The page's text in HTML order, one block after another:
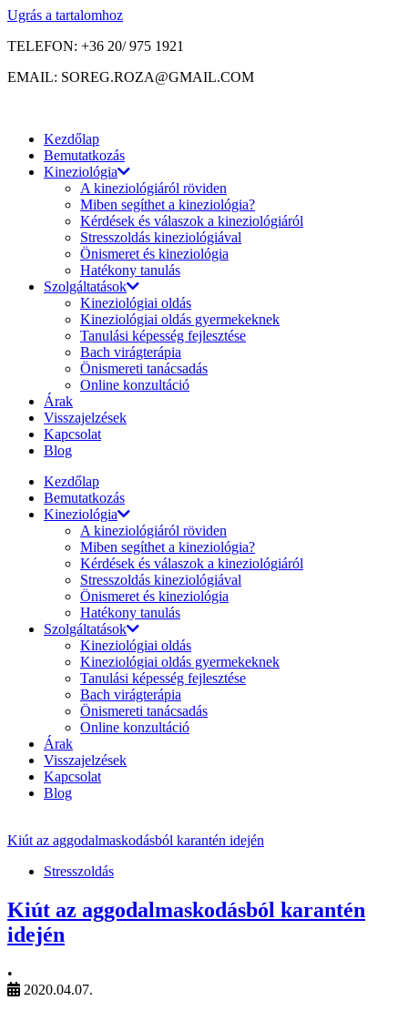
Ugrás a tartalomhoz
TELEFON: +36 20/ 975 1921
EMAIL: SOREG.ROZA@GMAIL.COM
Kezdőlap
Bemutatkozás
Kineziológia
A kineziológiáról röviden
Miben segíthet a kineziológia?
Kérdések és válaszok a kineziológiáról
Stresszoldás kineziológiával
Önismeret és kineziológia
Hatékony tanulás
Szolgáltatások
Kineziológiai oldás
Kineziológiai oldás gyermekeknek
Tanulási képesség fejlesztése
Bach virágterápia
Önismereti tanácsadás
Online konzultáció
Árak
Visszajelzések
Kapcsolat
Blog
Kezdőlap
Bemutatkozás
Kineziológia
A kineziológiáról röviden
Miben segíthet a kineziológia?
Kérdések és válaszok a kineziológiáról
Stresszoldás kineziológiával
Önismeret és kineziológia
Hatékony tanulás
Szolgáltatások
Kineziológiai oldás
Kineziológiai oldás gyermekeknek
Tanulási képesség fejlesztése
Bach virágterápia
Önismereti tanácsadás
Online konzultáció
Árak
Visszajelzések
Kapcsolat
Blog
Kiút az aggodalmaskodásból karantén idején
Stresszoldás
Kiút az aggodalmaskodásból karantén
idején
•
2020.04.07.